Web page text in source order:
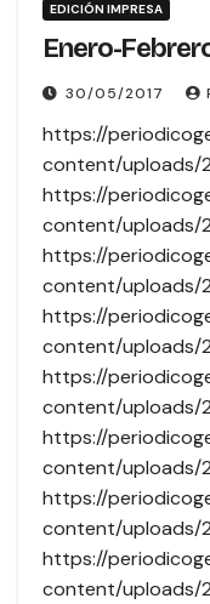
EDICIÓN IMPRESA
Enero-
30/05/2017
https://
content/uploads/
https://
content/uploads/
https://
content/uploads/
https://
content/uploads/
https://
content/uploads/
https://
content/uploads/
https://
content/uploads/
https://
content/uploads/